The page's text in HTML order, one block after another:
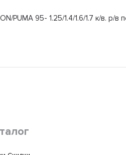
PUMA 95- 1.25/1.4/1.6/1.7 к/в.